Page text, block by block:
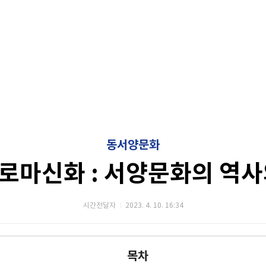
동서양문화
마신화 : 서양문화의 역
시간전달자 2023. 4. 10. 16:34
목차